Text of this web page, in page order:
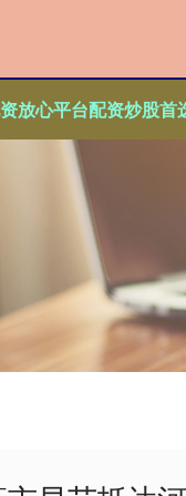
放心平台配资炒股首